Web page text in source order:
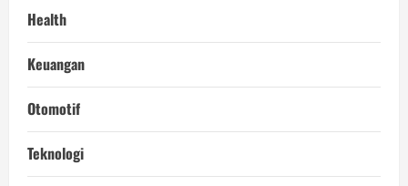
Health
Keuangan
Otomotif
Teknologi